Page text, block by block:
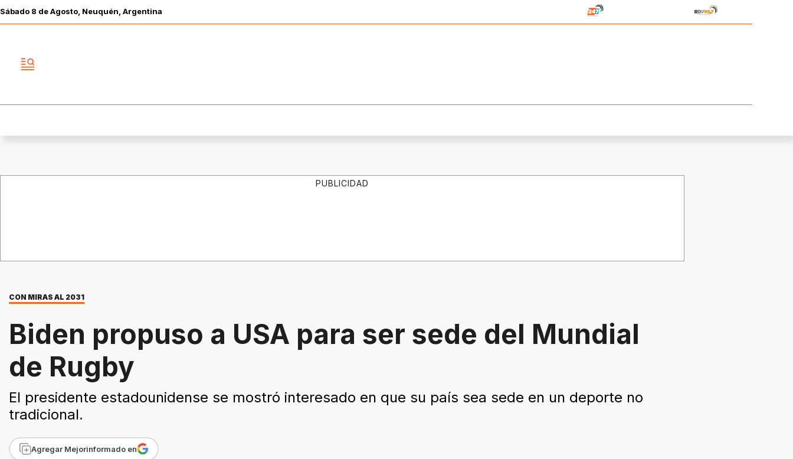
Sábado 8 deAgosto , Neuquén, Argentina
PUBLICIDAD
CON MIRAS AL 2031
Biden propuso a USA para ser sede del Mundial
de Rugby
El presidente estadounidense se mostró interesado en que su país sea sede en un deporte no
tradicional.
Agregar Mejorinformado en